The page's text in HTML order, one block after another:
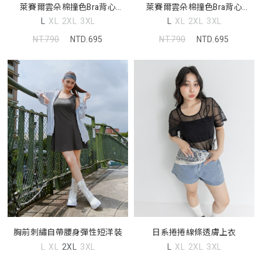
萊賽爾雲朵棉撞色Bra背心
Pobra
L XL 2XL 3XL
NT.790
NTD.695
萊賽爾雲朵棉撞色Bra背心
Pobra
L XL 2XL 3XL
NT.790
NTD.695
胸前刺繡自帶腰身彈性短洋裝
L XL 2XL 3XL
日系捲捲線條透膚上衣
L XL 2XL 3XL